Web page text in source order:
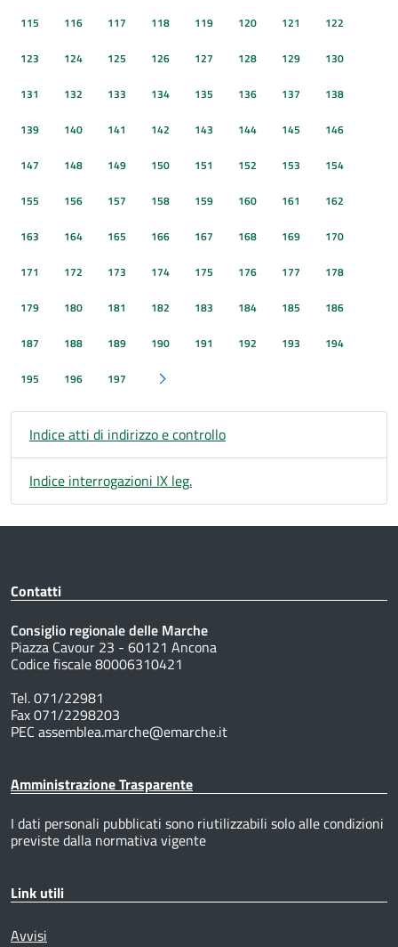
115 116 117 118 119 120 121 122
123 124 125 126 127 128 129 130
131 132 133 134 135 136 137 138
139 140 141 142 143 144 145 146
147 148 149 150 151 152 153 154
155 156 157 158 159 160 161 162
163 164 165 166 167 168 169 170
171 172 173 174 175 176 177 178
179 180 181 182 183 184 185 186
187 188 189 190 191 192 193 194
195 196 197 Pagina successiva
Indice atti di indirizzo e controllo
Indice interrogazioni IX leg.
Contatti
Consiglio regionale delle Marche
Piazza Cavour 23 - 60121 Ancona
Codice fiscale 80006310421
Tel. 071/22981
Fax 071/2298203
PEC assemblea.marche@emarche.it
Amministrazione Trasparente
I dati personali pubblicati sono riutilizzabili solo alle condizioni
previste dalla normativa vigente
Link utili
Avvisi